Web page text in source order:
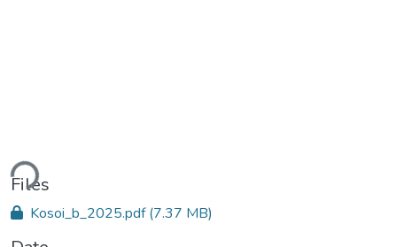
Files
Kosoi_b_2025.pdf(7.37 MB)